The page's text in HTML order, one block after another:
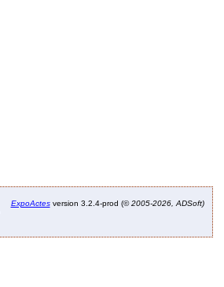
ExpoActesversion 3.2.4-prod (©2005-2026, ADSoft)